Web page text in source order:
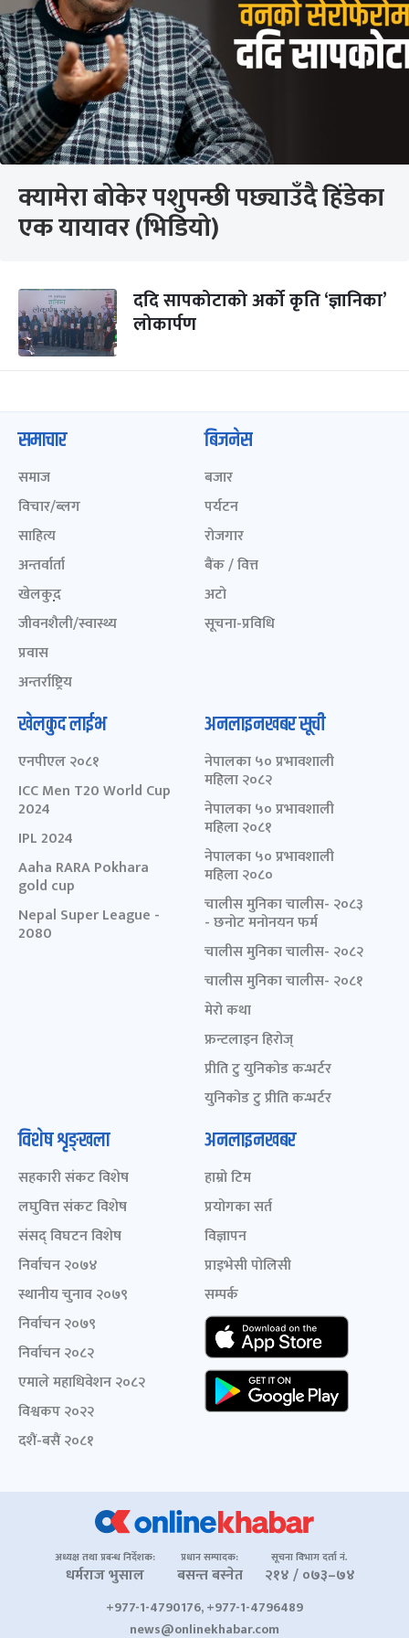
क्यामेरा बोकेर पशुपन्छी पछ्याउँदै हिंडेका
एक यायावर (भिडियो)
ददि सापकोटाको अर्को कृति ‘ज्ञानिका’
लोकार्पण
समाचार
समाज
विचार/ब्लग
साहित्य
अन्तर्वार्ता
खेलकुद़़
जीवनशैली/स्वास्थ्य
प्रवास
अन्तर्राष्ट्रिय
बिजनेस
बजार
पर्यटन
रोजगार
बैंक / वित्त
अटो
सूचना-प्रविधि
खेलकुद लाईभ
एनपीएल २०८१
ICC Men T20 World Cup
2024
IPL 2024
Aaha RARA Pokhara
gold cup
Nepal Super League -
2080
अनलाइनखबर सूची
नेपालका ५० प्रभावशाली
महिला २०८२
नेपालका ५० प्रभावशाली
महिला २०८१
नेपालका ५० प्रभावशाली
महिला २०८०
चालीस मुनिका चालीस- २०८३
- छनोट मनोनयन फर्म
चालीस मुनिका चालीस- २०८२
चालीस मुनिका चालीस- २०८१
मेरो कथा
फ्रन्टलाइन हिरोज्
प्रीति टु युनिकोड कन्भर्टर
युनिकोड टु प्रीति कन्भर्टर
विशेष शृङ्खला
सहकारी संकट विशेष
लघुवित्त संकट विशेष
संसद् विघटन विशेष
निर्वाचन २०७४
स्थानीय चुनाव २०७९
निर्वाचन २०७९
निर्वाचन २०८२
एमाले महाधिवेशन २०८२
विश्वकप २०२२
दशैं-बसैं २०८१
अनलाइनखबर
हाम्रो टिम
प्रयोगका सर्त
विज्ञापन
प्राइभेसी पोलिसी
सम्पर्क
अध्यक्ष तथा प्रबन्ध निर्देशक:
धर्मराज भुसाल
प्रधान सम्पादक:
बसन्त बस्नेत
सूचना विभाग दर्ता नं.
२१४ / ०७३–७४
+977-1-4790176, +977-1-4796489
news@onlinekhabar.com